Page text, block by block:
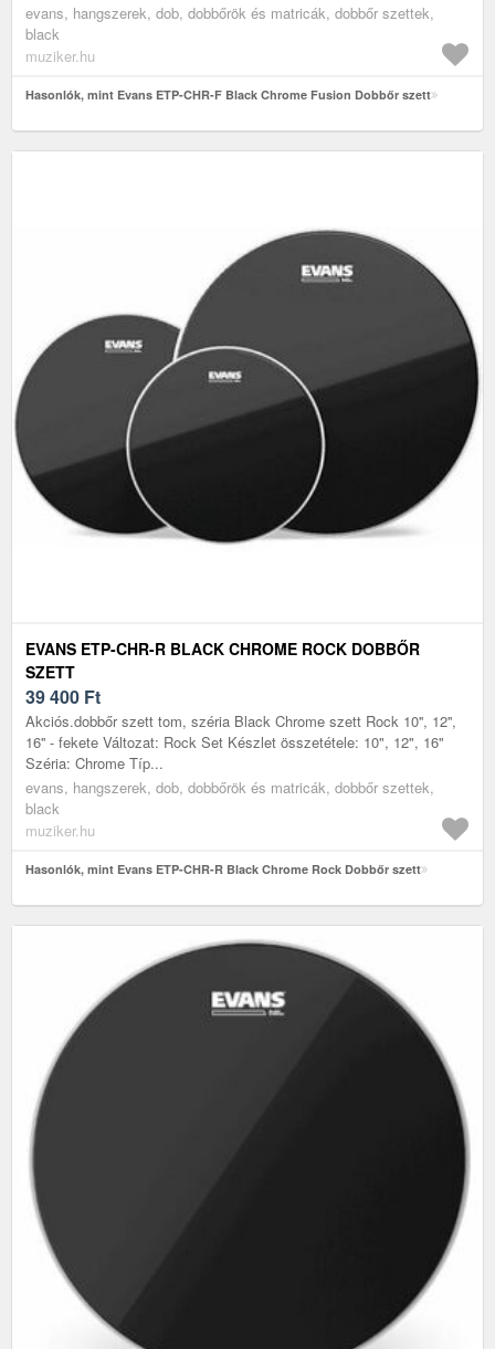
evans, hangszerek, dob, dobbőrök és matricák, dobbőr szettek,
black
muziker.hu
Hasonlók, mint Evans ETP-CHR-F Black Chrome Fusion Dobbőr szett
EVANS ETP-CHR-R BLACK CHROME ROCK DOBBŐR
SZETT
39 400 Ft
Akciós.dobbőr szett tom, széria Black Chrome szett Rock 10'', 12'',
16'' - fekete Változat: Rock Set Készlet összetétele: 10", 12", 16"
Széria: Chrome Típ...
evans, hangszerek, dob, dobbőrök és matricák, dobbőr szettek,
black
muziker.hu
Hasonlók, mint Evans ETP-CHR-R Black Chrome Rock Dobbőr szett